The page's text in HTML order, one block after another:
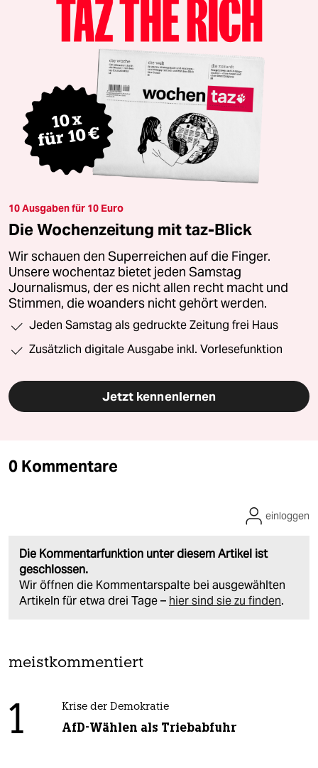
10 Ausgaben für 10 Euro
Die Wochenzeitung mit taz-Blick
Wir schauen den Superreichen auf die Finger.
Unsere wochentaz bietet jeden Samstag
Journalismus, der es nicht allen recht macht und
Stimmen, die woanders nicht gehört werden.
Jeden Samstag als gedruckte Zeitung frei Haus
Zusätzlich digitale Ausgabe inkl. Vorlesefunktion
Jetzt kennenlernen
0 Kommentare
Die Kommentarfunktion unter diesem Artikel ist
geschlossen.
Wir öffnen die Kommentarspalte bei ausgewählten
Artikeln für etwa drei Tage – hier sind sie zu finden.
einloggen
meistkommentiert
1 Krise der Demokratie
AfD-Wählen als Triebabfuhr